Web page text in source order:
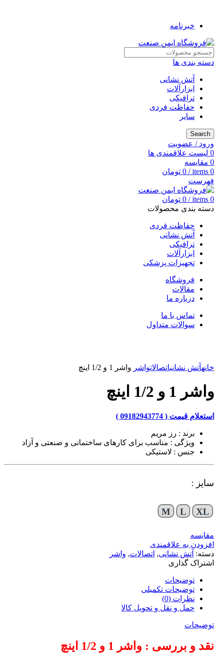
خبرنامه
دسته بندی ها
آتش نشانی
ابزارآلات
ترافیکی
حفاظت فردی
سایر
Search
ورود / عضویت
0 لیست علاقمندی ها
0 مقایسه
0
items
/
0 تومان
فهرست
0
items
/
0 تومان
دسته بندی محصولات
حفاظت فردی
آتش نشانی
ترافیکی
ابزارآلات
تجهیزات پزشکی
فروشگاه
مقالات
درباره ما
تماس با ما
سوالات متداول
خانهآتش نشانیاتصالاتواشر واشر 1 و 1/2 اینچ
واشر 1 و 1/2 اینچ
استعلام قیمت ( 09182943774 )
برند : رز مریم
ویژگی : مناسب برای کارهای ساختمانی و صنعتی و آزاد
جنس : لاستیکی
سایز :
M L XL
مقایسه
افزودن به علاقمندی
دسته: آتش نشانی, اتصالات, واشر
اشتراک گذاری
توضیحات
توضیحات تکمیلی
نظرات (0)
حمل و نقل و تحویل کالا
توضیحات
نقد و بررسی : واشر 1 و 1/2 اینچ